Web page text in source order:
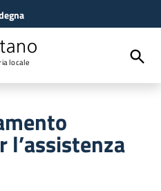
locale
l’assistenza